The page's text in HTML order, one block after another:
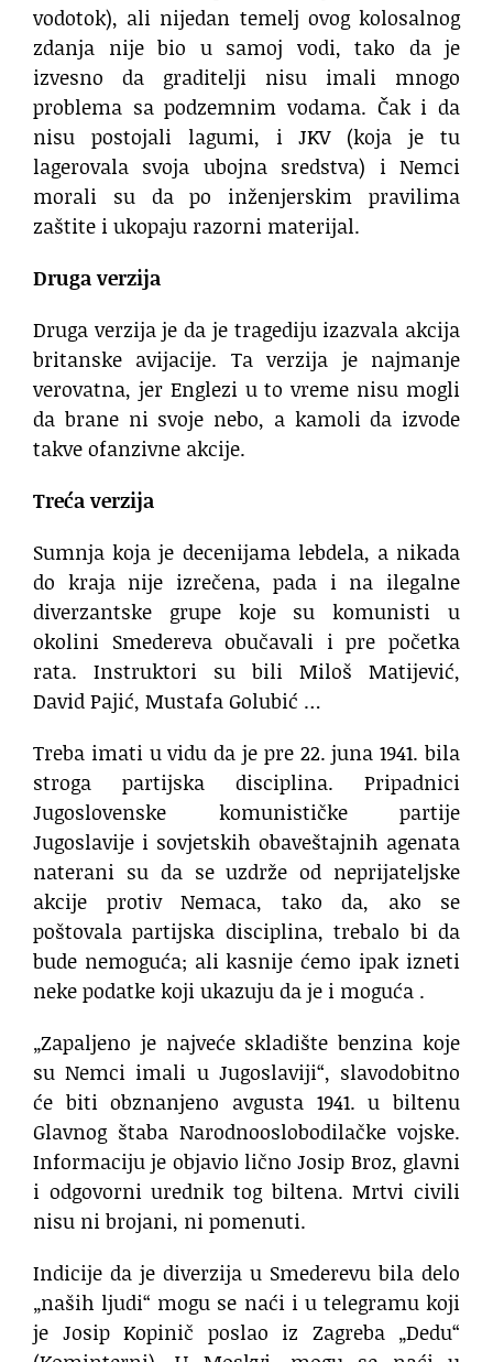
vodotok), ali nijedan temelj ovog kolosalnog
zdanja nije bio u samoj vodi, tako da je
izvesno da graditelji nisu imali mnogo
problema sa podzemnim vodama. Čak i da
nisu postojali lagumi, i JKV (koja je tu
lagerovala svoja ubojna sredstva) i Nemci
morali su da po inženjerskim pravilima
zaštite i ukopaju razorni materijal.
Druga verzija
Druga verzija je da je tragediju izazvala akcija
britanske avijacije. Ta verzija je najmanje
verovatna, jer Englezi u to vreme nisu mogli
da brane ni svoje nebo, a kamoli da izvode
takve ofanzivne akcije.
Treća verzija
Sumnja koja je decenijama lebdela, a nikada
do kraja nije izrečena, pada i na ilegalne
diverzantske grupe koje su komunisti u
okolini Smedereva obučavali i pre početka
rata. Instruktori su bili Miloš Matijević,
David Pajić, Mustafa Golubić …
Treba imati u vidu da je pre 22. juna 1941. bila
stroga partijska disciplina. Pripadnici
Jugoslovenske komunističke partije
Jugoslavije i sovjetskih obaveštajnih agenata
naterani su da se uzdrže od neprijateljske
akcije protiv Nemaca, tako da, ako se
poštovala partijska disciplina, trebalo bi da
bude nemoguća; ali kasnije ćemo ipak izneti
neke podatke koji ukazuju da je i moguća .
„Zapaljeno je najveće skladište benzina koje
su Nemci imali u Jugoslaviji“, slavodobitno
će biti obznanjeno avgusta 1941. u biltenu
Glavnog štaba Narodnooslobodilačke vojske.
Informaciju je objavio lično Josip Broz, glavni
i odgovorni urednik tog biltena. Mrtvi civili
nisu ni brojani, ni pomenuti.
Indicije da je diverzija u Smederevu bila delo
„naših ljudi“ mogu se naći i u telegramu koji
je Josip Kopinič poslao iz Zagreba „Dedu“